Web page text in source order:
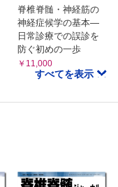
脊椎脊髄・神経筋の
神経症候学の基本―
日常診療での誤診を
防ぐ初めの一歩
￥11,000
すべてを表示